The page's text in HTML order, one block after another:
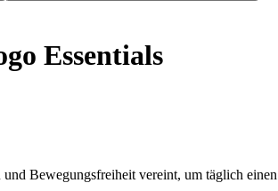
Essentials
Bewegungsfreiheit vereint, um täglich